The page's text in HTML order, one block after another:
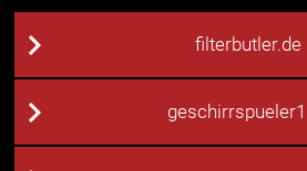
filterbutler.de